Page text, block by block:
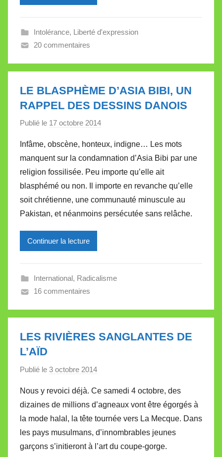
l
e
l
l
t
t
Intolérance, Liberté d'expression
20 commentaires
LE BLASPHÈME D’ASIA BIBI, UN
RAPPEL DES DESSINS DANOIS
Publié le 17 octobre 2014
r
M
i
r
e
i
a
e
t
Infâme, obscène, honteux, indigne… Les mots
manquent sur la condamnation d’Asia Bibi par une
religion fossilisée. Peu importe qu’elle ait
blasphémé ou non. Il importe en revanche qu’elle
soit chrétienne, une communauté minuscule au
Pakistan, et néanmoins persécutée sans relâche.
Continuer la lecture
International, Radicalisme
16 commentaires
LES RIVIÈRES SANGLANTES DE
L’AÏD
Publié le 3 octobre 2014
r
M
i
r
e
Nous y revoici déjà. Ce samedi 4 octobre, des
dizaines de millions d’agneaux vont être égorgés à
la mode halal, la tête tournée vers La Mecque. Dans
les pays musulmans, d’innombrables jeunes
garçons s’initieront à l’art du coupe-gorge.